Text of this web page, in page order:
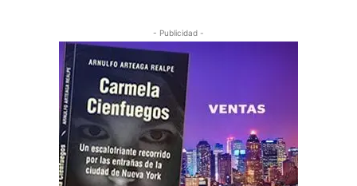
- Publicidad -